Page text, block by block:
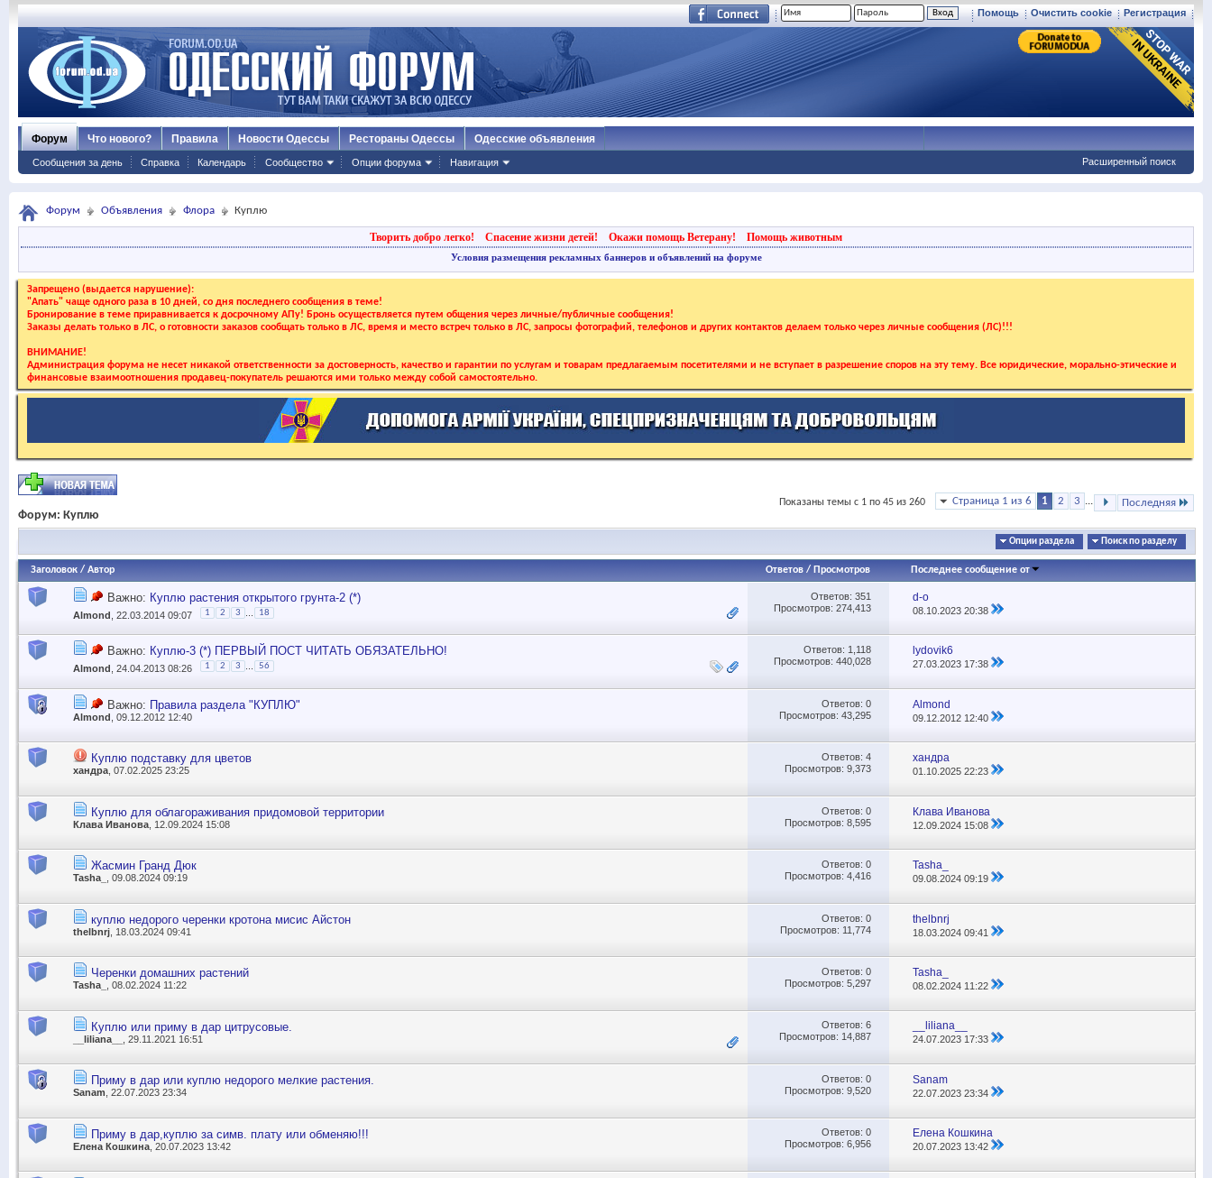
Регистрация
Очистить cookie
Помощь
Форум
Сообщения за день Справка Календарь Сообщество Опции форума Навигация
Что нового? Правила Новости Одессы Рестораны Одессы Одесские объявления
Расширенный поиск
Форум Объявления Флора Куплю
Творить добро легко! Спасение жизни детей! Окажи помощь Ветерану! Помощь животным
Условия размещения рекламных баннеров и объявлений на форуме
Запрещено (выдается нарушение):
"Апать" чаще одного раза в 10 дней, со дня последнего сообщения в теме!
Бронирование в теме приравнивается к досрочному АПу! Бронь осуществляется путем общения через личные/публичные сообщения!
Заказы делать только в ЛС, о готовности заказов сообщать только в ЛС, время и место встреч только в ЛС, запросы фотографий, телефонов и других контактов делаем только через личные сообщения (ЛС)!!!
ВНИМАНИЕ!
Администрация форума не несет никакой ответственности за достоверность, качество и гарантии по услугам и товарам предлагаемым посетителями и не вступает в разрешение споров на эту тему. Все юридические, морально-этические и
финансовые взаимоотношения продавец-покупатель решаются ими только между собой самостоятельно.
Страница 1 из 6 1 2 3 ... Последняя
Показаны темы с 1 по 45 из 260
Форум: Куплю
Опции раздела Поиск по разделу
Заголовок / Автор Ответов/ Просмотров Последнее сообщение от
Важно: Куплю растения открытого грунта-2 (*)
Almond , 22.03.2014 09:07 1 2 3 18
Ответов: 351
Просмотров: 274,413
d-o
08.10.202320:38
Важно: Куплю-3 (*) ПЕРВЫЙ ПОСТ ЧИТАТЬ ОБЯЗАТЕЛЬНО!
Almond , 24.04.2013 08:26 1 2 3 56
Ответов: 1,118
Просмотров: 440,028
lydovik6
27.03.2023 17:38
Важно: Правила раздела "КУПЛЮ"
Almond , 09.12.2012 12:40
Ответов: 0
Просмотров: 43,295
Almond
09.12.2012 12:40
Куплю подставку для цветов
хандра, 07.02.2025 23:25
Ответов: 4
Просмотров: 9,373
хандра
01.10.202522:23
Куплю для облагораживания придомовой территории
Клава Иванова , 12.09.2024 15:08
Ответов: 0
Просмотров: 8,595
Клава Иванова
12.09.2024 15:08
Жасмин Гранд Дюк
Tasha_ , 09.08.2024 09:19
Ответов: 0
Просмотров: 4,416
Tasha_
09.08.202409:19
куплю недорого черенки кротона мисис Айстон
thelbnrj , 18.03.2024 09:41
Ответов: 0
Просмотров: 11,774
thelbnrj
18.03.202409:41
Черенки домашних растений
Tasha_ , 08.02.2024 11:22
Ответов: 0
Просмотров: 5,297
Tasha_
08.02.2024 11:22
Куплю или приму в дар цитрусовые.
__liliana__ , 29.11.2021 16:51
Ответов: 6
Просмотров: 14,887
__liliana__
24.07.202317:33
Приму в дар или куплю недорого мелкие растения.
Sanam , 22.07.2023 23:34
Ответов: 0
Просмотров: 9,520
Sanam
22.07.202323:34
Приму в дар,куплю за симв. плату или обменяю!!!
Елена Кошкина , 20.07.2023 13:42
Ответов: 0
Просмотров: 6,956
Елена Кошкина
20.07.202313:42